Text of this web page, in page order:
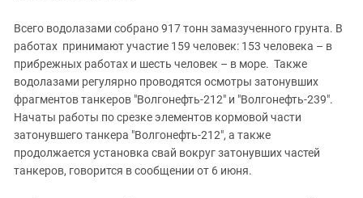
Всего водолазами собрано 917 тонн замазученного грунта. В
работах принимают участие 159 человек: 153 человека – в
прибрежных работах и шесть человек – в море. Также
водолазами регулярно проводятся осмотры затонувших
фрагментов танкеров "Волгонефть-212" и "Волгонефть-239".
Начаты работы по срезке элементов кормовой части
затонувшего танкера "Волгонефть-212", а также
продолжается установка свай вокруг затонувших частей
танкеров, говорится в сообщении от 6 июня.